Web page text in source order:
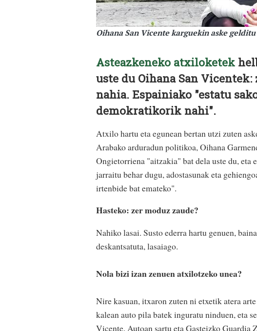
Oihana San Vicente karguekin aske
Asteazkeneko atxiloketek
uste du Oihana San
nahia. Espainiako "estatu
demokratikorik nahi".
Atxilo hartu eta egunean bertan utzi zuten
Arabako arduradun politikoa, Oihana
Ongietorriena "aitzakia" bat dela uste du,
jarraitu behar dugu, adostasunak eta
irtenbide bat emateko".
Hasteko: zer moduz zaude?
Nahiko lasai. Susto ederra hartu genuen,
deskantsatuta, lasaiago.
Nola bizi izan zenuen atxilotzeko unea?
Nire kasuan, itxaron zuten ni etxetik atera
kalean auto pila batek inguratu ninduen, eta
Vicente. Autoan sartu eta Gasteizko Guardia